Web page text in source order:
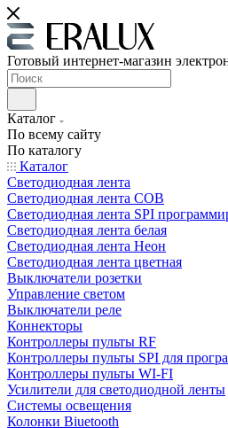
Готовый интернет-магазин
Каталог
По всему сайту
По каталогу
Каталог
Светодиодная лента
Светодиодная лента COB
Светодиодная лента SPI
Светодиодная лента белая
Светодиодная лента Неон
Светодиодная лента цветная
Выключатели розетки
Управление светом
Выключатели реле
Коннекторы
Контроллеры пульты RF
Контроллеры пульты SPI для
Контроллеры пульты WI-FI
Усилители для светодиодной ленты
Системы освещения
Колонки Biuetooth